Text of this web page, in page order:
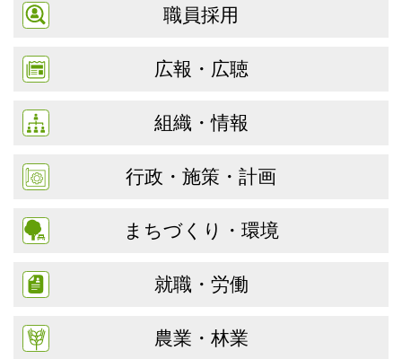
職員採用
広報・広聴
組織・情報
行政・施策・計画
まちづくり・環境
就職・労働
農業・林業